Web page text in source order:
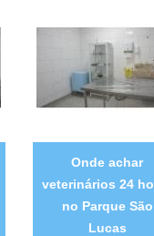
Onde achar
veterinários 24
no Parque São
Lucas